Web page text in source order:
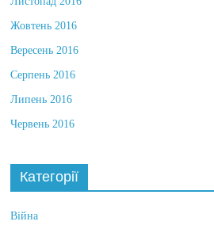
Листопад 2016
Жовтень 2016
Вересень 2016
Серпень 2016
Липень 2016
Червень 2016
Категорії
Війна